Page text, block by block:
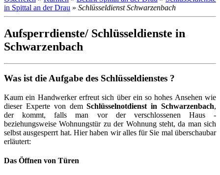
in Spittal an der Drau » Schlüsseldienst Schwarzenbach
Aufsperrdienste/ Schlüsseldienste in
Schwarzenbach
Was ist die Aufgabe des Schlüsseldienstes ?
Kaum ein Handwerker erfreut sich über ein so hohes Ansehen wie
dieser Experte von demSchlüsselnotdienst in Schwarzenbach,
der kommt, falls man vor der verschlossenen Haus -
beziehungsweise Wohnungstür zu der Wohnung steht, da man sich
selbst ausgesperrt hat. Hier haben wir alles für Sie mal überschaubar
erläutert:
Das Öffnen von Türen